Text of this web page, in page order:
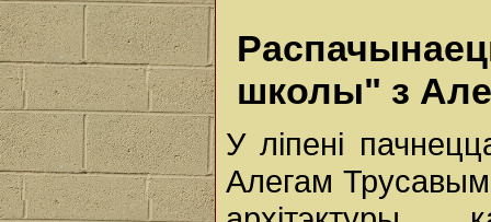
школы" з
У ліпені
Алегам